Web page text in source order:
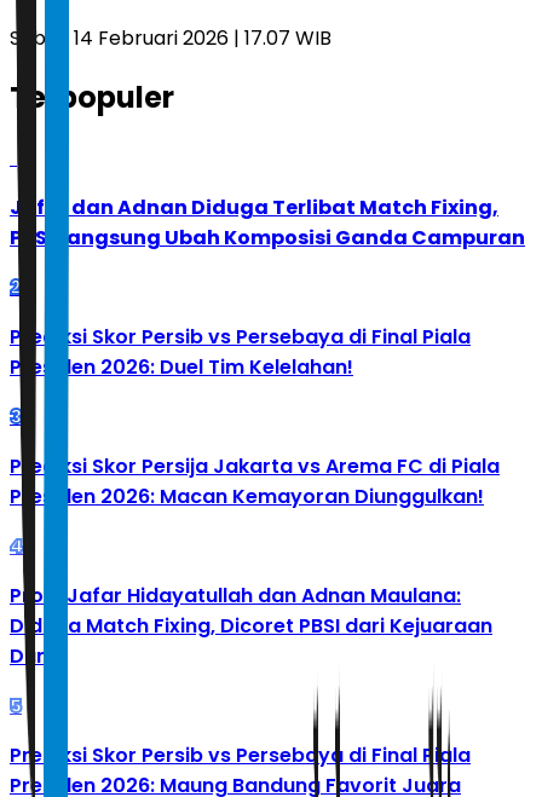
Sabtu, 14 Februari 2026 | 17.07 WIB
Terpopuler
Jafar dan Adnan Diduga Terlibat Match Fixing,
PBSI Langsung Ubah Komposisi Ganda Campuran
2
Prediksi Skor Persib vs Persebaya di Final Piala
Presiden 2026: Duel Tim Kelelahan!
3
Prediksi Skor Persija Jakarta vs Arema FC di Piala
Presiden 2026: Macan Kemayoran Diunggulkan!
4
Profil Jafar Hidayatullah dan Adnan Maulana:
Diduga Match Fixing, Dicoret PBSI dari Kejuaraan
Dunia
5
Prediksi Skor Persib vs Persebaya di Final Piala
Presiden 2026: Maung Bandung Favorit Juara